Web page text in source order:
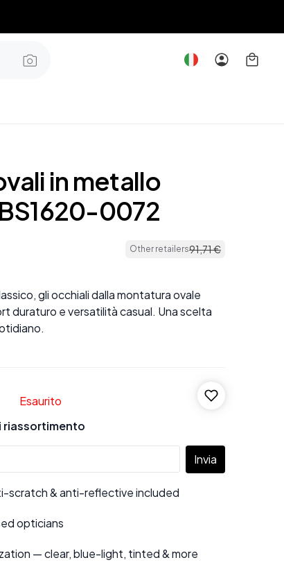
in metallo
0072
Other retailers91,71€
gli occhiali dalla montatura ovale
duraturo e versatilità casual. Una scelta
Esaurito
riassortimento
Invia
scratch & anti-reflective included
opticians
— clear, blue-light, tinted & more